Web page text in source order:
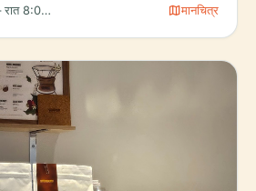
रात 8:00, मंगलवार: पूर्वाह्न 11:00 – रात 8:00, बुधवार:
mapमानचित्र